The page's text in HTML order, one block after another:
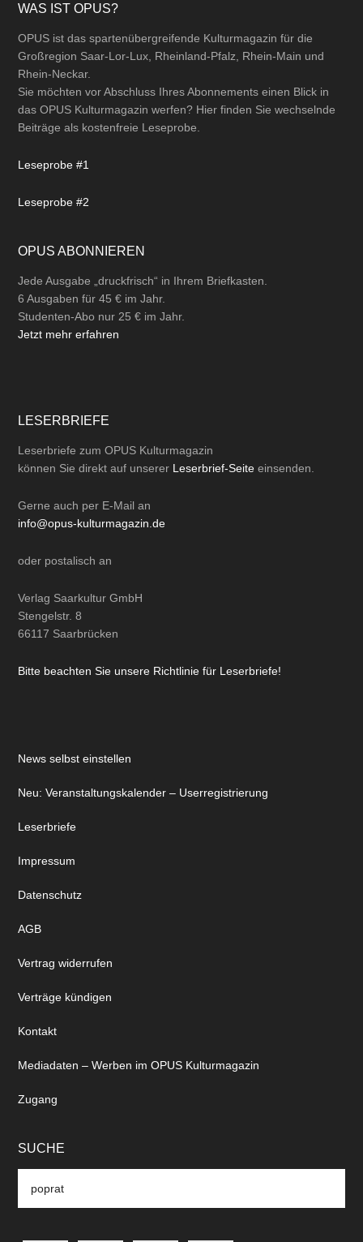
Footer
WAS IST OPUS?
OPUS ist das spartenübergreifende Kulturmagazin für die
Großregion Saar-Lor-Lux, Rheinland-Pfalz, Rhein-Main und
Rhein-Neckar.
Sie möchten vor Abschluss Ihres Abonnements einen Blick in
das OPUS Kulturmagazin werfen? Hier finden Sie wechselnde
Beiträge als kostenfreie Leseprobe.
Leseprobe #1
Leseprobe #2
OPUS ABONNIEREN
Jede Ausgabe „druckfrisch“ in Ihrem Briefkasten.
6 Ausgaben für 45 € im Jahr.
Studenten-Abo nur 25 € im Jahr.
Jetzt mehr erfahren
LESERBRIEFE
Leserbriefe zum OPUS Kulturmagazin
können Sie direkt auf unserer Leserbrief-Seite einsenden.
Gerne auch per E-Mail an
info@opus-kulturmagazin.de
oder postalisch an
Verlag Saarkultur GmbH
Stengelstr. 8
66117 Saarbrücken
Bitte beachten Sie unsere Richtlinie für Leserbriefe!
News selbst einstellen
Neu: Veranstaltungskalender – Userregistrierung
Leserbriefe
Impressum
Datenschutz
AGB
Vertrag widerrufen
Verträge kündigen
Kontakt
Mediadaten – Werben im OPUS Kulturmagazin
Zugang
SUCHE
the